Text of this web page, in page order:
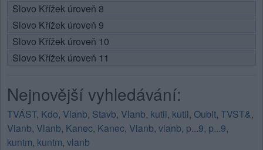
Slovo Křížek úroveň 8
Slovo Křížek úroveň 9
Slovo Křížek úroveň 10
Slovo Křížek úroveň 11
Nejnovější vyhledávání:
TVÁST, Kdo, Vlanb, Stavb, Vlanb, kutil, kutil, Oubit, TVST&,
Vlanb, Vlanb, Kanec, Kanec, Vlanb, vlanb, p...9, p...9,
kuntm, kuntm, vlanb